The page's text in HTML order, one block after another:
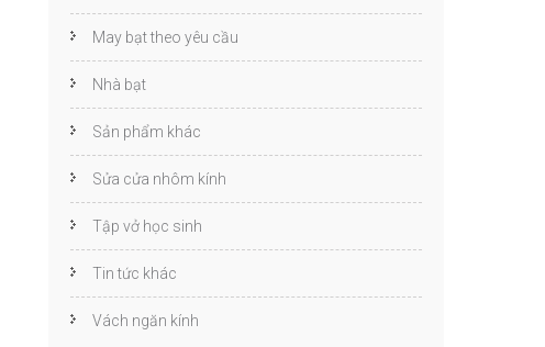
May bạt theo yêu cầu
Nhà bạt
Sản phẩm khác
Sửa cửa nhôm kính
Tập vở học sinh
Tin tức khác
Vách ngăn kính